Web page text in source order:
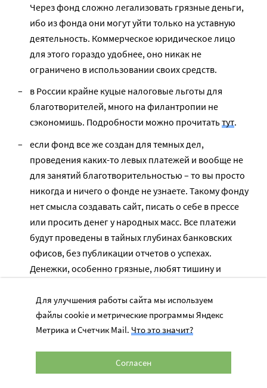
Через фонд сложно легализовать грязные деньги,
ибо из фонда они могут уйти только на уставную
деятельность. Коммерческое юридическое лицо
для этого гораздо удобнее, оно никак не
ограничено в использовании своих средств.
в России крайне куцые налоговые льготы для
благотворителей, много на филантропии не
сэкономишь. Подробности можно прочитатьтут.
если фонд все же создан для темных дел,
проведения каких-то левых платежей и вообще не
для занятий благотворительностью – то вы просто
никогда и ничего о фонде не узнаете. Такому фонду
нет смысла создавать сайт, писать о себе в прессе
или просить денег у народных масс. Все платежи
будут проведены в тайных глубинах банковских
офисов, без публикации отчетов о успехах.
Денежки, особенно грязные, любят тишину и
Миф № 4. Фонды
занимаются пиаром на
чужих несчастьях.
Для улучшения работы сайта мы используем
файлы cookie и метрические программы Яндекс
Метрика и Счетчик Mail. Что это значит?
Согласен